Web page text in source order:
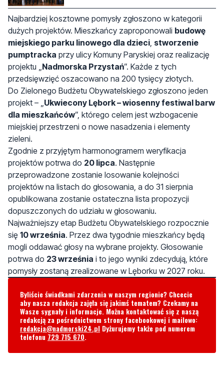
miejskiego parku linowego dla dzieci,stworzenie
pumptrackaprzy ulicy Komuny Paryskiej oraz realizację
projektu „Nadmorska Przystań”. Każde z tych
przedsięwzięć oszacowano na 200 tysięcy złotych.
Do Zielonego Budżetu Obywatelskiego zgłoszono jeden
projekt – „Ukwiecony Lębork – wiosenny festiwal barw
dla mieszkańców”, którego celem jest wzbogacenie
miejskiej przestrzeni o nowe nasadzenia i elementy
zieleni.
Zgodnie z przyjętym harmonogramem weryfikacja
projektów potrwa do20 lipca. Następnie
przeprowadzone zostanie losowanie kolejności
projektów na listach do głosowania, a do 31 sierpnia
opublikowana zostanie ostateczna lista propozycji
dopuszczonych do udziału w głosowaniu.
Najważniejszy etap Budżetu Obywatelskiego rozpocznie
się10 września. Przez dwa tygodnie mieszkańcy będą
mogli oddawać głosy na wybrane projekty. Głosowanie
potrwa do23 wrześniai to jego wyniki zdecydują, które
pomysły zostaną zrealizowane w Lęborku w 2027 roku.
Byliście świadkami zdarzenia w naszym regionie? Chcecie
aby nasza redakcja zajęła się jakimś tematem? Czekamy na
Wasze sygnały i informacje. Można kontaktować się z naszą
redakcja@nadmorski24.plDyżurujemy także pod numerem
telefonu729 715 670.
Komentarze